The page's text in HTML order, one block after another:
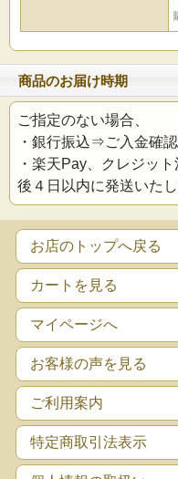
商品のお届け時期
ご指定のない場合、
・銀行振込⇒ご入金確
・楽天Pay、クレジッ
後４日以内に発送いた
お店のトップへ戻る
カートを見る
マイページへ
お客様の声を見る
ご利用案内
特定商取引法表示